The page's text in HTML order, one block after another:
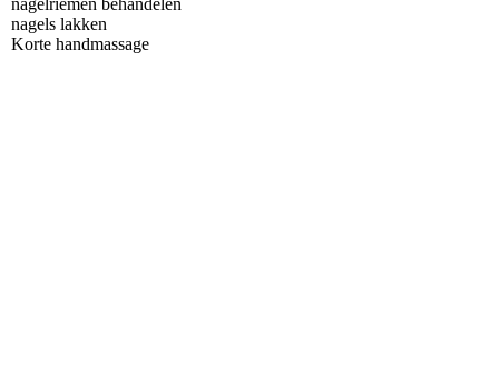
nagelriemen behandelen
nagels lakken
Korte handmassage